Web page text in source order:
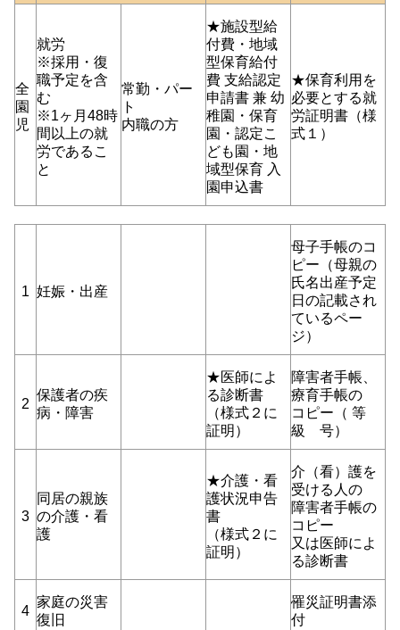
全
園
児
就労
※採用・復
職予定を含
む
※1ヶ月48時
間以上の就
労であるこ
と
常勤・パー
ト
内職の方
★施設型給
付費・地域
型保育給付
費 支給認定
申請書 兼 幼
稚園・保育
園・認定こ
ども園・地
域型保育 入
園申込書
★保育利用を
必要とする就
労証明書（様
式１）
1 妊娠・出産
母子手帳のコ
ピー（母親の
氏名出産予定
日の記載され
ているペー
ジ）
2
保護者の疾
病・障害
★医師によ
る診断書
（様式２に
証明）
障害者手帳、
療育手帳の
コピー（ 等
級 号）
3
同居の親族
の介護・看
護
★介護・看
護状況申告
書
（様式２に
証明）
介（看）護を
受ける人の
障害者手帳の
コピー
又は医師によ
る診断書
4
家庭の災害
復旧
罹災証明書添
付